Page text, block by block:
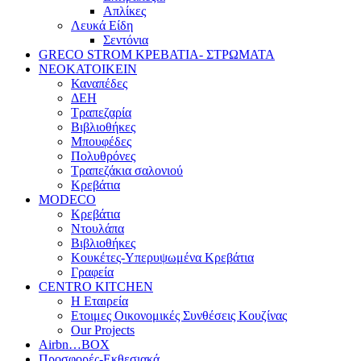
Απλίκες
Λευκά Είδη
Σεντόνια
GRECO STROM ΚΡΕΒΑΤΙΑ- ΣΤΡΩΜΑΤΑ
ΝΕΟΚΑΤΟΙΚΕΙΝ
Καναπέδες
ΔΕΗ
Τραπεζαρία
Βιβλιοθήκες
Μπουφέδες
Πολυθρόνες
Τραπεζάκια σαλονιού
Κρεβάτια
MODECO
Κρεβάτια
Ντουλάπα
Βιβλιοθήκες
Κουκέτες-Υπερυψωμένα Κρεβάτια
Γραφεία
CENTRO KITCHEN
Η Εταιρεία
Ετοιμες Οικονομικές Συνθέσεις Κουζίνας
Our Projects
Airbn…BOX